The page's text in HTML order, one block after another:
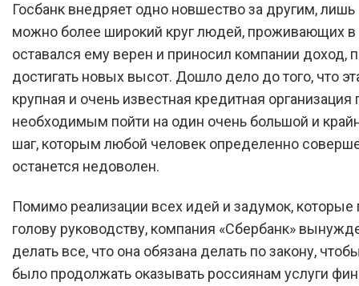
Госбанк внедряет одно новшество за другим, лишь
можно более широкий круг людей, проживающих в
оставался ему верен и приносил компании доход,
достигать новых высот. Дошло дело до того, что
крупная и очень известная кредитная организация
необходимым пойти на один очень большой и
шаг, которым любой человек определенно
останется недоволен.
Помимо реализации всех идей и задумок, которые
голову руководству, компания «Сбербанк»
делать все, что она обязана делать по закону,
было продолжать оказывать россиянам услуги